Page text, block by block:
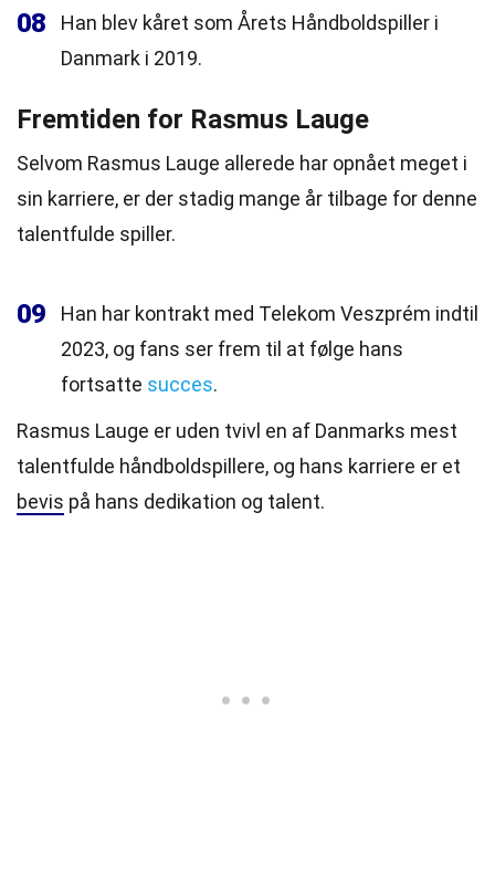
08
Han blev kåret som Årets Håndboldspiller i
Danmark i 2019.
Fremtiden for Rasmus Lauge
Selvom Rasmus Lauge allerede har opnået meget i
sin karriere, er der stadig mange år tilbage for denne
talentfulde spiller.
09
Han har kontrakt med Telekom Veszprém indtil
2023, og fans ser frem til at følge hans
fortsatte succes.
Rasmus Lauge er uden tvivl en af Danmarks mest
talentfulde håndboldspillere, og hans karriere er et
bevis på hans dedikation og talent.